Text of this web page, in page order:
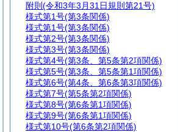
附則 (令和3年3月31日規則第21号)
様式第1号(第3条関係)
様式第1号(第3条関係)
様式第2号(第3条関係)
様式第3号(第3条関係)
様式第4号(第3条、第5条第2項関係)
様式第5号(第3条、第5条第1項関係)
様式第6号(第4条、第6条第3項関係)
様式第7号(第5条第2項関係)
様式第8号(第6条第1項関係)
様式第9号(第6条第1項関係)
様式第10号(第6条第2項関係)